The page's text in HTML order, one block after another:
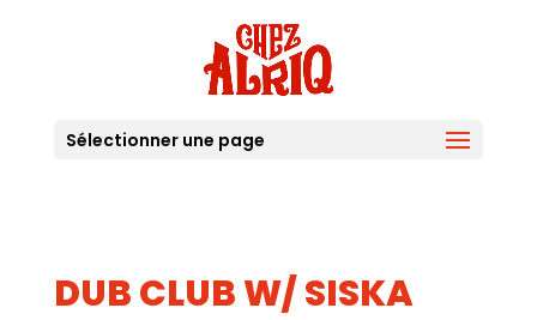
Sélectionner une page
DUB CLUB W/ SISKA